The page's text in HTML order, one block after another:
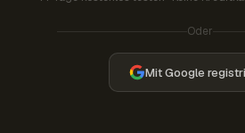
Oder
Mit Google